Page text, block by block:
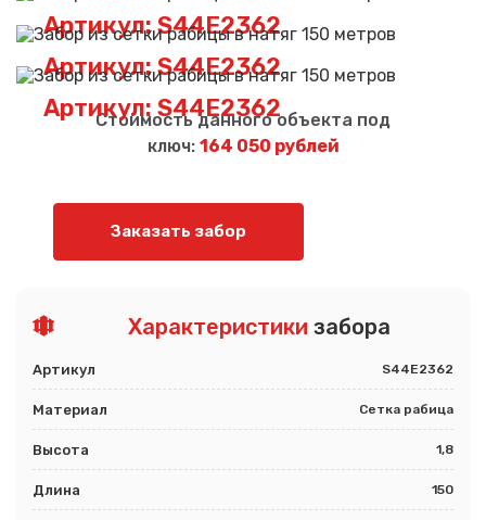
Артикул: S44E2362
Артикул: S44E2362
Артикул: S44E2362
Стоимость данного объекта под
ключ: 164 050 рублей
Заказать забор
Характеристики забора
Артикул S44E2362
Материал Сетка рабица
Высота 1,8
Длина 150